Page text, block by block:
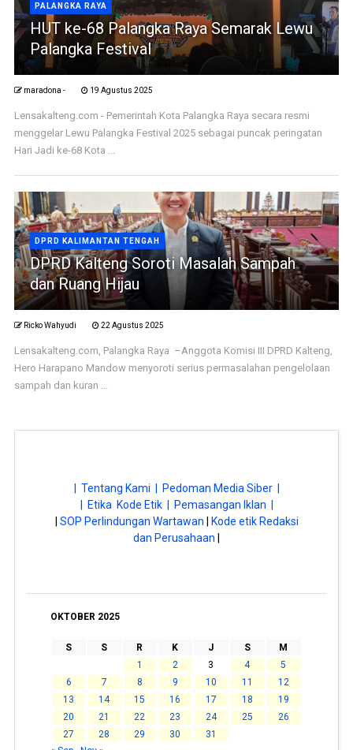
PALANGKA RAYA
HUT ke-68 Palangka Raya Semarak Lewu
Palangka Festival
maradona - 19 Agustus 2025
Lensakalteng.com - Pemerintah Kota Palangka Raya secara resmi
menggelar Lewu Palangka Festival 2025 sebagai puncak peringatan
Hari Jadi ke-68 Kota ...
DPRD KALIMANTAN TENGAH
DPRD Kalteng Soroti Masalah Sampah
dan Ruang Hijau
Ricko Wahyudi 22 Agustus 2025
Lensakalteng.com, Palangka Raya –Anggota Komisi III DPRD Kalteng,
Hero Harapano Mandow menyoroti serius permasalahan pengelolaan
sampah dan kuran ...
| Tentang Kami |
Pedoman Media Siber |
| Etika Kode Etik |
Pemasangan Iklan |
SOP Perlindungan Wartawan
Kode etik Redaksi
dan Perusahaan
OKTOBER 2025
S S R K J S
M
1
2 3 4
5
6
7 8 9 10 11
12
13
14 15 16 17 18
19
20
21 22 23 24 25
26
27
28 29 30
31